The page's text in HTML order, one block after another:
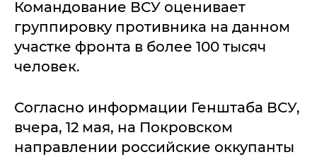
Командование ВСУ оценивает
группировку противника на данном
участке фронта в более 100 тысяч
человек.
Согласно информации Генштаба ВСУ,
вчера, 12 мая, на Покровском
направлении российские оккупанты